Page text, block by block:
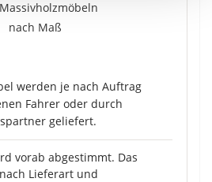
werden je nach Auftrag
Fahrer oder durch
geliefert.
vorab abgestimmt. Das
Lieferart und